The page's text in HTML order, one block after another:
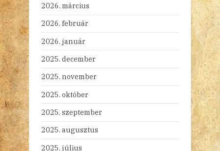
2026. március
2026. február
2026. január
2025. december
2025. november
2025. október
2025. szeptember
2025. augusztus
2025. július